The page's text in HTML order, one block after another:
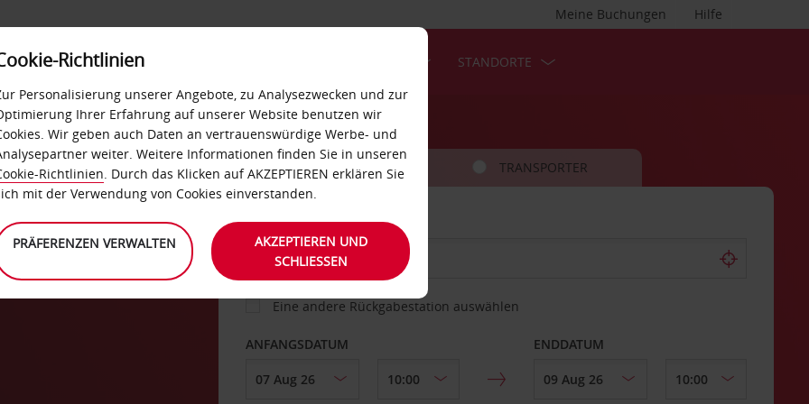
Hilfe
Meine Buchungen
SELF-SERVICES STANDORTE
FAHRZEUG TRANSPORTER
ABHOLEN VON
Eine andere Rückgabestation auswählen
ANFANGSDATUM ENDDATUM
Richtlinien
Personalisierung unserer Angebote, zu Analysezwecken und zur
Ihrer Erfahrung auf unserer Website benutzen wir
Wir geben auch Daten an vertrauenswürdige Werbe- und
weiter. Weitere Informationen finden Sie in unseren
Richtlinien. Durch das Klicken auf AKZEPTIEREN erklären Sie
mit der Verwendung von Cookies einverstanden.
PRÄFERENZEN VERWALTEN
AKZEPTIEREN UND
SCHLIESSEN